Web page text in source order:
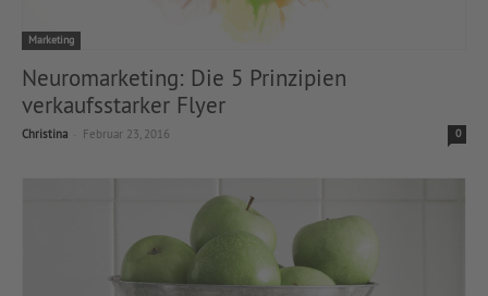
Marketing
Neuromarketing: Die 5 Prinzipien
verkaufsstarker Flyer
Christina Februar 23, 2016 0